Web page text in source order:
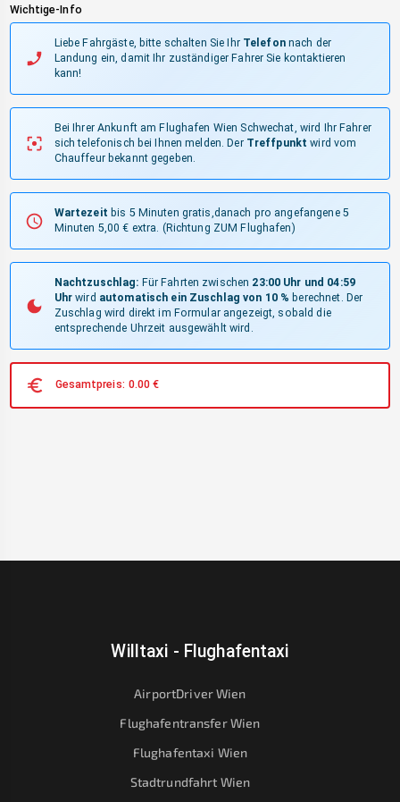
Wichtige-Info
Liebe Fahrgäste, bitte schalten Sie Ihr Telefonnach der
Landung ein, damit Ihr zuständiger Fahrer Sie kontaktieren
kann!
Bei Ihrer Ankunft am Flughafen Wien Schwechat, wird Ihr Fahrer
sich telefonisch bei Ihnen melden. Der Treffpunkt wird vom
Chauffeur bekannt gegeben.
Wartezeit bis 5 Minuten gratis,danach pro angefangene 5
Minuten 5,00 € extra. (Richtung ZUM Flughafen)
Nachtzuschlag: Für Fahrten zwischen 23:00 Uhr und 04:59
Uhr wird automatisch ein Zuschlag von 10 % berechnet. Der
Zuschlag wird direkt im Formular angezeigt, sobald die
entsprechende Uhrzeit ausgewählt wird.
Gesamtpreis: 0.00 €
Willtaxi - Flughafentaxi
AirportDriver Wien
Flughafentransfer Wien
Flughafentaxi Wien
Stadtrundfahrt Wien